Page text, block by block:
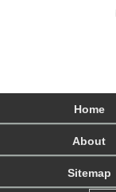
Home
About
Sitemap